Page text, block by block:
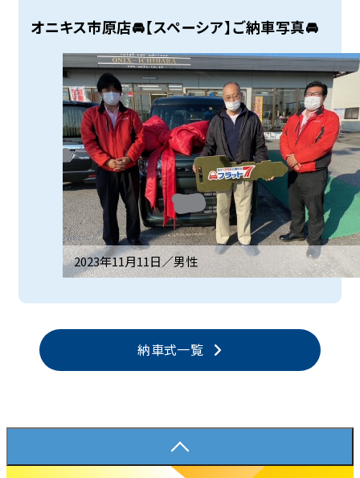
オニキス市原店🚘【スペーシア】ご納車写真🚘
2023年11月11日／男性
納車式一覧